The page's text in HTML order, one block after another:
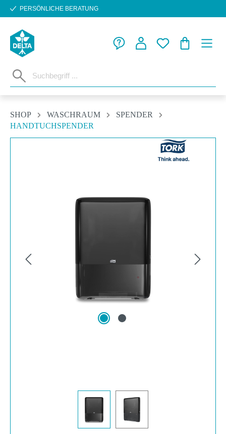
Zum Hauptinhalt springen
PERSÖNLICHE BERATUNG
SHOP WASCHRAUM
SPENDER
HANDTUCHSPENDER